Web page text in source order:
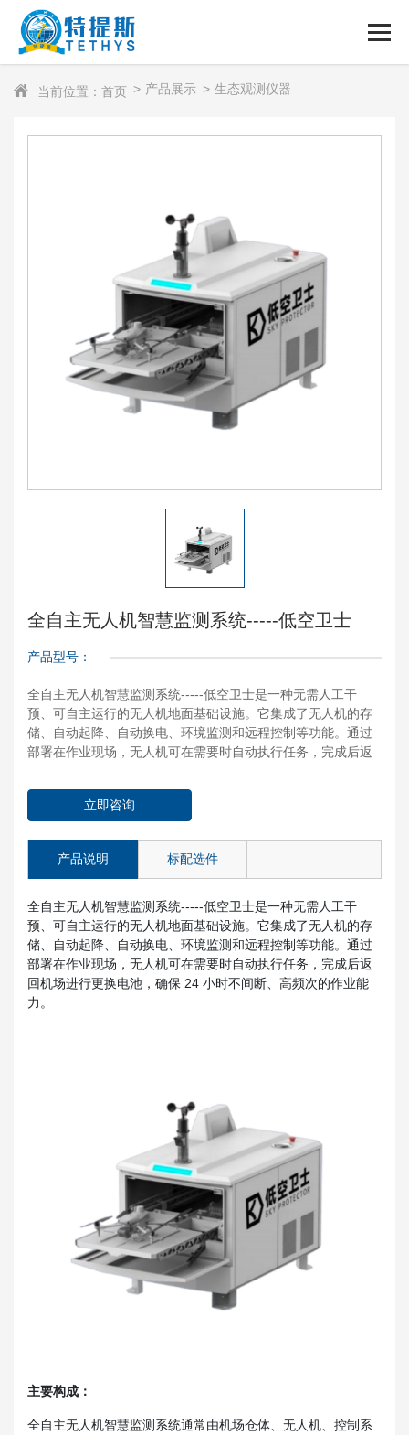
当前位置：首页 产品展示 生态观测仪器
全自主无人机智慧监测系统-----低空卫士
产品型号：
全自主无人机智慧监测系统-----低空卫士是一种无需人工干
预、可自主运行的无人机地面基础设施。它集成了无人机的存
储、自动起降、自动换电、环境监测和远程控制等功能。通过
部署在作业现场，无人机可在需要时自动执行任务，完成后返
力。
立即咨询
产品说明 标配选件
全自主无人机智慧监测系统-----低空卫士是一种无需人工干
预、可自主运行的无人机地面基础设施。它集成了无人机的存
储、自动起降、自动换电、环境监测和远程控制等功能。通过
部署在作业现场，无人机可在需要时自动执行任务，完成后返
回机场进行更换电池，确保 24 小时不间断、高频次的作业能
力。
主要构成：
全自主无人机智慧监测系统通常由机场仓体、无人机、控制系